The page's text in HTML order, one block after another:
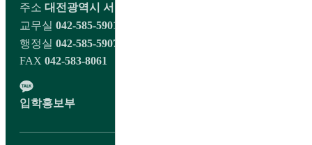
주소 대전광역시 서구 오량1길 98 대전대신고등학교
교무실 042-585-5901~2
행정실 042-585-5907
FAX 042-583-8061
입학홍보부